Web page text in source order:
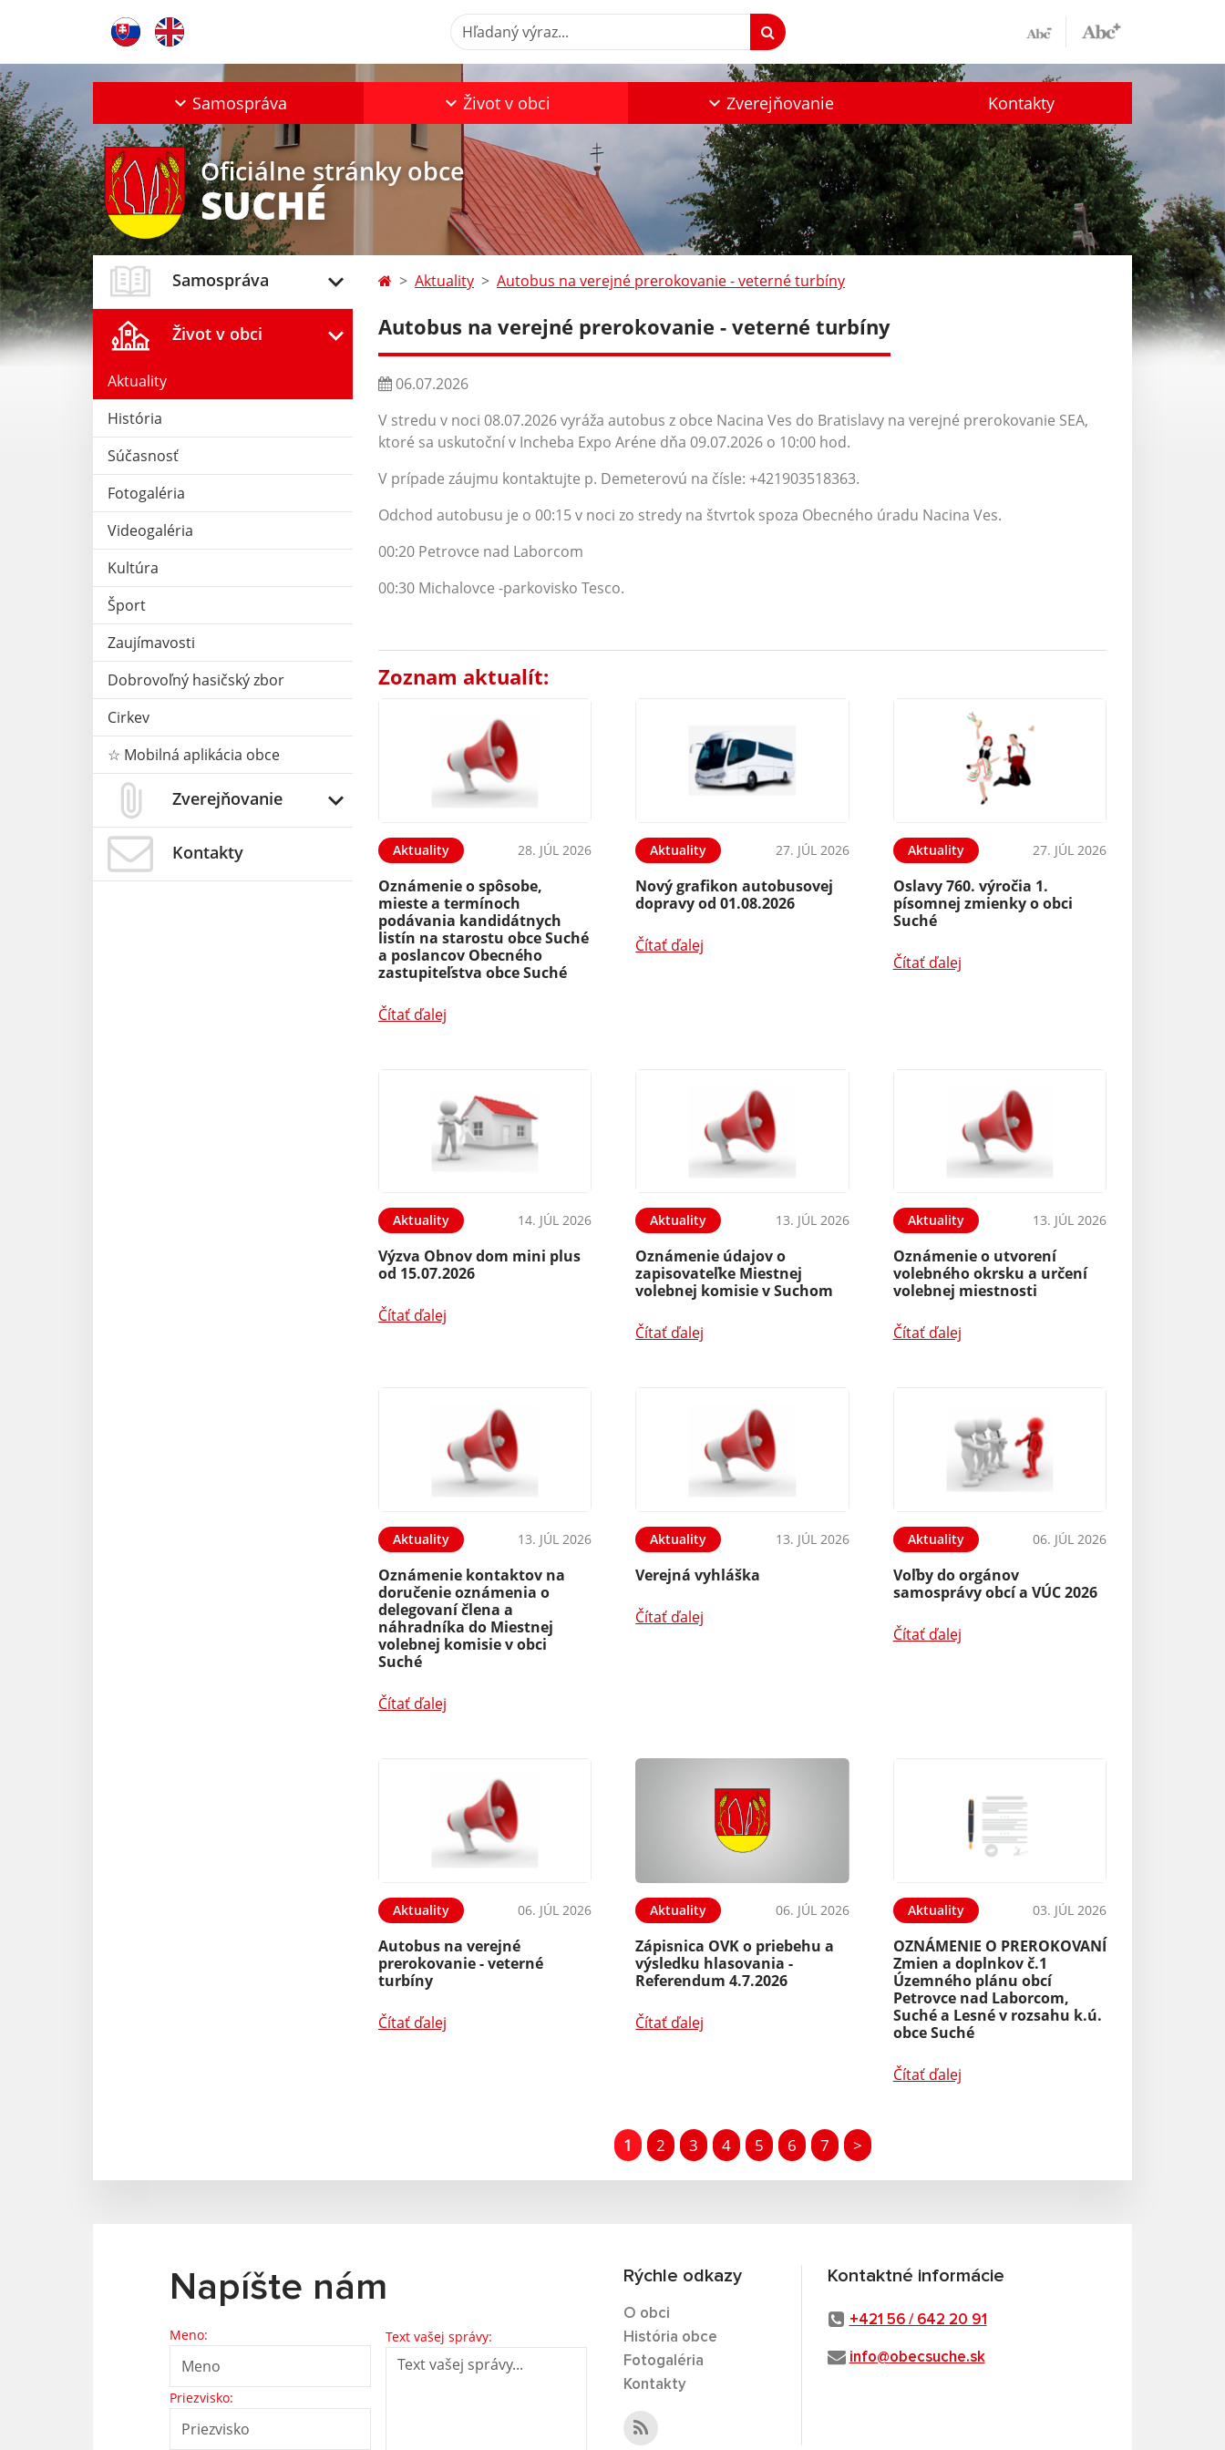
Hľadaný výraz...
Samospráva Život v obci Zverejňovanie Kontakty
Oficiálne stránky obce
SUCHÉ
Samospráva
Život v obci
Aktuality
História
Súčasnosť
Fotogaléria
Videogaléria
Kultúra
Šport
Zaujímavosti
Dobrovoľný hasičský zbor
Cirkev
☆ Mobilná aplikácia obce
Zverejňovanie
Kontakty
Aktuality Autobus na verejné prerokovanie - veterné turbíny
Autobus na verejné prerokovanie - veterné turbíny
06.07.2026
V stredu v noci 08.07.2026 vyráža autobus z obce Nacina Ves do Bratislavy na verejné prerokovanie SEA,
ktoré sa uskutoční v Incheba Expo Aréne dňa 09.07.2026 o 10:00 hod.
V prípade záujmu kontaktujte p. Demeterovú na čísle: +421903518363.
Odchod autobusu je o 00:15 v noci zo stredy na štvrtok spoza Obecného úradu Nacina Ves.
00:20 Petrovce nad Laborcom
00:30 Michalovce -parkovisko Tesco.
Zoznam aktualít:
Aktuality 28. JÚL 2026
Oznámenie o spôsobe,
mieste a termínoch
podávania kandidátnych
listín na starostu obce Suché
a poslancov Obecného
zastupiteľstva obce Suché
Čítať ďalej
Aktuality 27. JÚL 2026
Nový grafikon autobusovej
dopravy od 01.08.2026
Čítať ďalej
Aktuality 27. JÚL 2026
Oslavy 760. výročia 1.
písomnej zmienky o obci
Suché
Čítať ďalej
Aktuality 14. JÚL 2026
Výzva Obnov dom mini plus
od 15.07.2026
Čítať ďalej
Aktuality 13. JÚL 2026
Oznámenie údajov o
zapisovateľke Miestnej
volebnej komisie v Suchom
Čítať ďalej
Aktuality 13. JÚL 2026
Oznámenie o utvorení
volebného okrsku a určení
volebnej miestnosti
Čítať ďalej
Aktuality 13. JÚL 2026
Oznámenie kontaktov na
doručenie oznámenia o
delegovaní člena a
náhradníka do Miestnej
volebnej komisie v obci
Suché
Čítať ďalej
Aktuality 13. JÚL 2026
Verejná vyhláška
Čítať ďalej
Aktuality 06. JÚL 2026
Voľby do orgánov
samosprávy obcí a VÚC 2026
Čítať ďalej
Aktuality 06. JÚL 2026
Autobus na verejné
prerokovanie - veterné
turbíny
Čítať ďalej
Aktuality 06. JÚL 2026
Zápisnica OVK o priebehu a
výsledku hlasovania -
Referendum 4.7.2026
Čítať ďalej
Aktuality 03. JÚL 2026
OZNÁMENIE O PREROKOVANÍ
Zmien a doplnkov č.1
Územného plánu obcí
Petrovce nad Laborcom,
Suché a Lesné v rozsahu k.ú.
obce Suché
Čítať ďalej
1 2 3 4 5 6 7 >
Napíšte nám
Meno:
Priezvisko:
Text vašej správy:
Rýchle odkazy
O obci
História obce
Fotogaléria
Kontakty
Kontaktné informácie
+421 56 / 642 20 91
info@obecsuche.sk